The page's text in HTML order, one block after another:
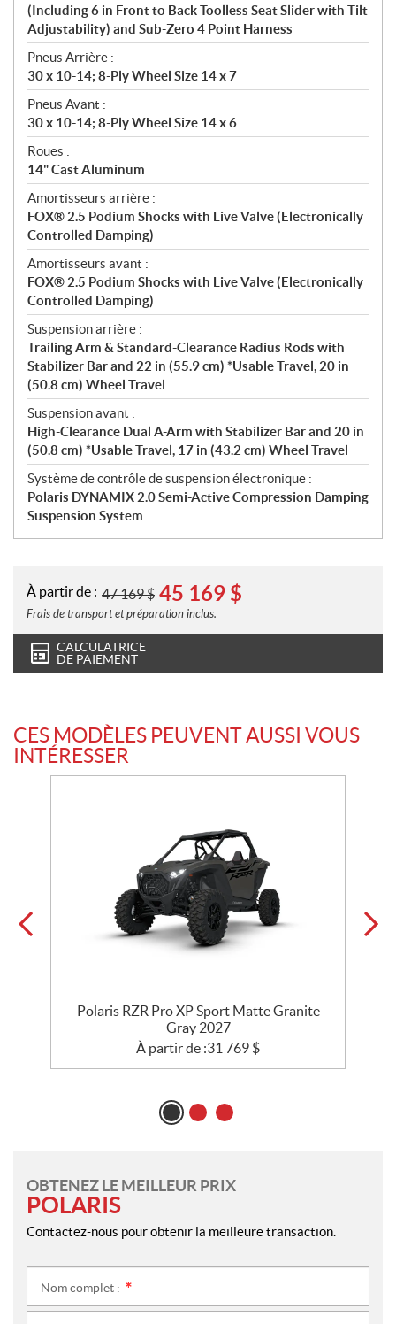
(Including 6 in Front to Back Toolless Seat Slider with Tilt
Adjustability) and Sub-Zero 4 Point Harness
Pneus Arrière :
30 x 10-14; 8-Ply Wheel Size 14 x 7
Pneus Avant :
30 x 10-14; 8-Ply Wheel Size 14 x 6
Roues :
14" Cast Aluminum
Amortisseurs arrière :
FOX® 2.5 Podium Shocks with Live Valve (Electronically
Controlled Damping)
Amortisseurs avant :
FOX® 2.5 Podium Shocks with Live Valve (Electronically
Controlled Damping)
Suspension arrière :
Trailing Arm & Standard-Clearance Radius Rods with
Stabilizer Bar and 22 in (55.9 cm) *Usable Travel, 20 in
(50.8 cm) Wheel Travel
Suspension avant :
High-Clearance Dual A-Arm with Stabilizer Bar and 20 in
(50.8 cm) *Usable Travel, 17 in (43.2 cm) Wheel Travel
Système de contrôle de suspension électronique :
Polaris DYNAMIX 2.0 Semi-Active Compression Damping
Suspension System
À partir de : 47 169$ 45 169 $
Frais de transport et préparation inclus.
CALCULATRICE
DE PAIEMENT
CES MODÈLES PEUVENT AUSSI VOUS
INTÉRESSER
Polaris RZR Pro XP Sport Matte Granite
Gray 2027
À partir de :31 769 $
OBTENEZ LE MEILLEUR PRIX
POLARIS
Contactez-nous pour obtenir la meilleure transaction.
Nom complet :